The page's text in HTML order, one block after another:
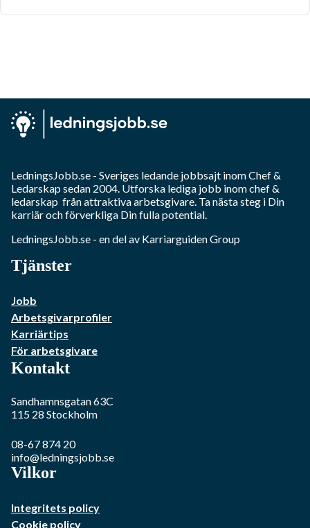
LedningsJobb.se - Sveriges ledande jobbsajt inomChef &
Ledarskapsedan 2004. Utforska lediga jobb inomchef &
ledarskap från attraktiva arbetsgivare. Ta nästa steg i Din
karriär och förverkliga Din fulla potential.
LedningsJobb.se - en del av Karriarguiden Group
Tjänster
Jobb
Arbetsgivarprofiler
Karriärtips
För arbetsgivare
Kontakt
Sandhamnsgatan 63C
115 28 Stockholm
08-67 874 20
info@ledningsjobb.se
Vilkor
Integritets policy
Cookie policy